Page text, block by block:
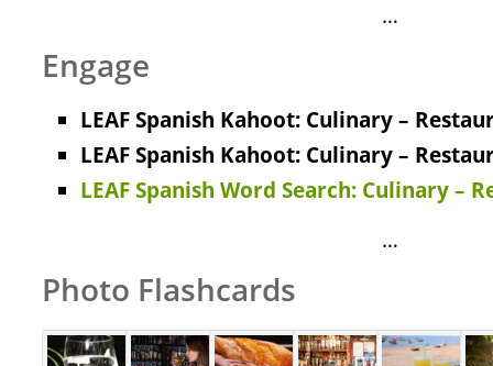
…
Engage
LEAF Spanish Kahoot: Culinary –
LEAF Spanish Kahoot: Culinary –
LEAF Spanish Word Search: Culinary –
…
Photo Flashcards